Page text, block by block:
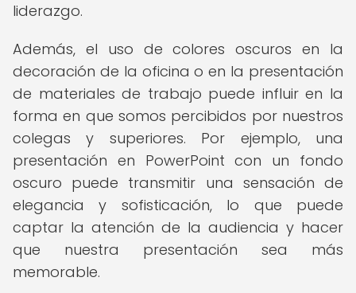
liderazgo.
Además, el uso de colores oscuros en la
decoración de la oficina o en la presentación
de materiales de trabajo puede influir en la
forma en que somos percibidos por nuestros
colegas y superiores. Por ejemplo, una
presentación en PowerPoint con un fondo
oscuro puede transmitir una sensación de
elegancia y sofisticación, lo que puede
captar la atención de la audiencia y hacer
que nuestra presentación sea más
memorable.